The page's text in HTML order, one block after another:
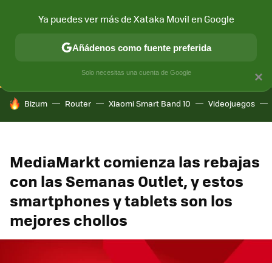
CONECTIVIDAD MÓVIL Y SOCIEDAD APLICACIONES
HOY SE HABLA DE
Bizum Router Xiaomi Smart Band 10 Videojuegos
MediaMarkt comienza las rebajas
con las Semanas Outlet, y estos
smartphones y tablets son los
mejores chollos
×
Ya puedes ver más de Xataka Movil en Google
Añádenos como fuente preferida
Solo necesitas una cuenta de Google